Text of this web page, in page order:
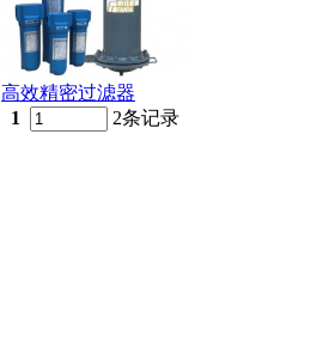
高效精密过滤器
1
2条记录